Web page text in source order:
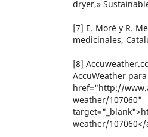
dryer,»
[7] E. Moré y R.
medicinales,
[8]
AccuWeather
href="http://
weather/107060"
weather/107060</